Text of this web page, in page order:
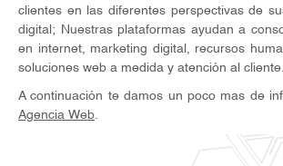
clientes en las diferentes perspectivas de
digital; Nuestras plataformas ayudan a
en internet, marketing digital, recursos
soluciones web a medida y atención al cliente.
A continuación te damos un poco mas de
Agencia Web.